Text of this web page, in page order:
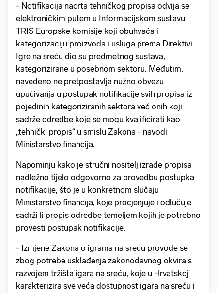
- Notifikacija nacrta tehničkog propisa odvija se
elektroničkim putem u Informacijskom sustavu
TRIS Europske komisije koji obuhvaća i
kategorizaciju proizvoda i usluga prema Direktivi.
Igre na sreću dio su predmetnog sustava,
kategorizirane u posebnom sektoru. Međutim,
navedeno ne pretpostavlja nužno obvezu
upućivanja u postupak notifikacije svih propisa iz
pojedinih kategoriziranih sektora već onih koji
sadrže odredbe koje se mogu kvalificirati kao
„tehnički propis“ u smislu Zakona - navodi
Ministarstvo financija.
Napominju kako je stručni nositelj izrade propisa
nadležno tijelo odgovorno za provedbu postupka
notifikacije, što je u konkretnom slučaju
Ministarstvo financija, koje procjenjuje i odlučuje
sadrži li propis odredbe temeljem kojih je potrebno
provesti postupak notifikacije.
- Izmjene Zakona o igrama na sreću provode se
zbog potrebe usklađenja zakonodavnog okvira s
razvojem tržišta igara na sreću, koje u Hrvatskoj
karakterizira sve veća dostupnost igara na sreću i